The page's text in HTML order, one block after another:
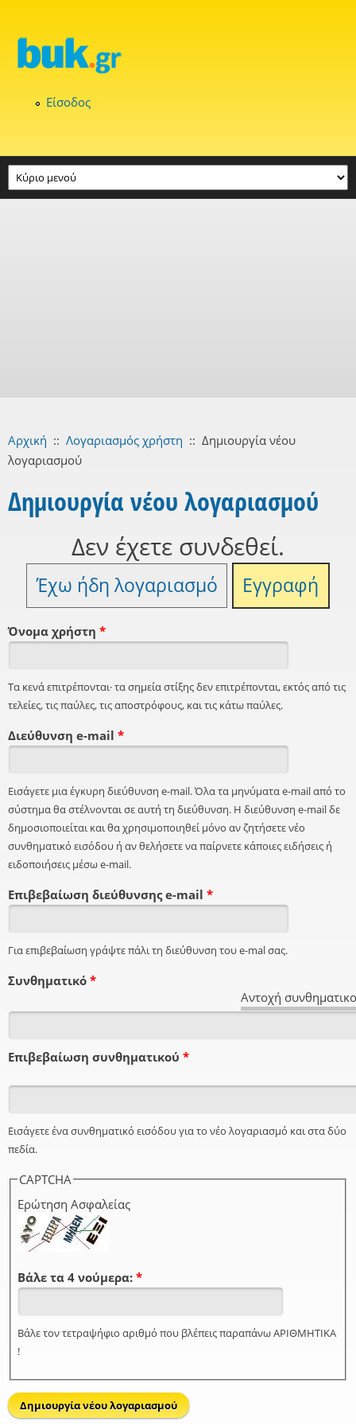
Είσοδος
Αρχική :: Λογαριασμός χρήστη :: Δημιουργία νέου
λογαριασμού
Δημιουργία νέου λογαριασμού
Δεν έχετε συνδεθεί.
Έχω ήδη λογαριασμό Εγγραφή
Όνομα χρήστη *
Τα κενά επιτρέπονται· τα σημεία στίξης δεν επιτρέπονται, εκτός από τις
τελείες, τις παύλες, τις αποστρόφους, και τις κάτω παύλες.
Διεύθυνση e-mail *
Εισάγετε μια έγκυρη διεύθυνση e-mail. Όλα τα μηνύματα e-mail από το
σύστημα θα στέλνονται σε αυτή τη διεύθυνση. Η διεύθυνση e-mail δε
δημοσιοποιείται και θα χρησιμοποιηθεί μόνο αν ζητήσετε νέο
συνθηματικό εισόδου ή αν θελήσετε να παίρνετε κάποιες ειδήσεις ή
ειδοποιήσεις μέσω e-mail.
Επιβεβαίωση διεύθυνσης e-mail *
Για επιβεβαίωση γράψτε πάλι τη διεύθυνση του e-mal σας.
Αντοχή
Συνθηματικό *
Επιβεβαίωση συνθηματικού *
Εισάγετε ένα συνθηματικό εισόδου για το νέο λογαριασμό και στα δύο
πεδία.
CAPTCHA
Ερώτηση Ασφαλείας
Βάλε τα 4 νούμερα: *
Βάλε τον τετραψήφιο αριθμό που βλέπεις παραπάνω ΑΡΙΘΜΗΤΙΚΑ
!